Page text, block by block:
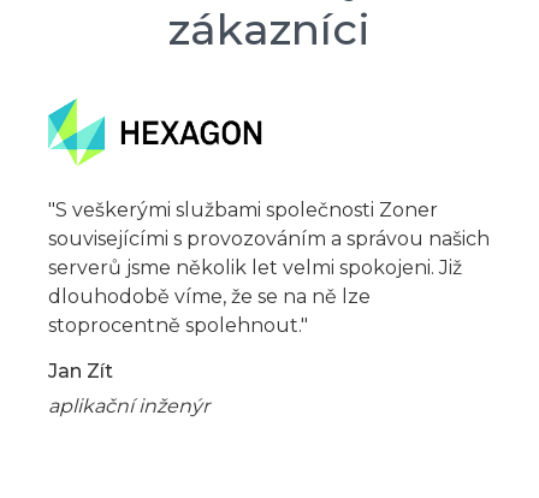
zákazníci
"S veškerými službami společnosti Zoner
souvisejícími s provozováním a správou našich
serverů jsme několik let velmi spokojeni. Již
dlouhodobě víme, že se na ně lze
stoprocentně spolehnout."
Jan Zít
aplikační inženýr